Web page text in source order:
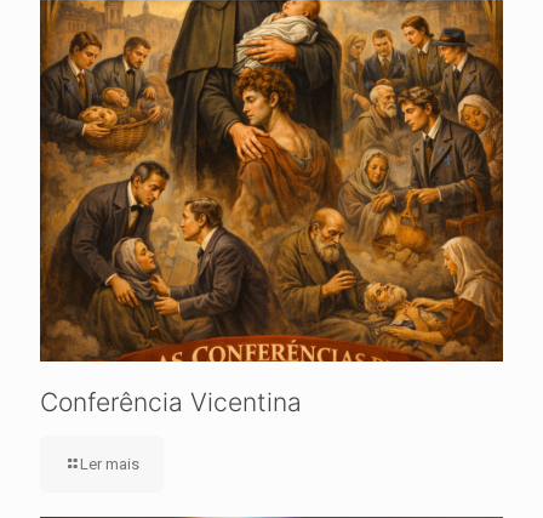
Conferência Vicentina
Ler mais